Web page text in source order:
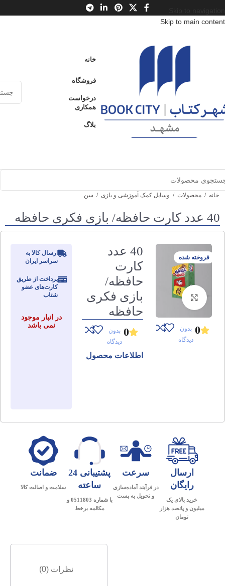
Skip to main content
خانه
فروشگاه
درخواست
همکاری
بلاگ
خانه / محصولات / وسایل کمک آموزشی و بازی / سن
40 عدد کارت حافظه/ بازی فکری حافظه
فروخته شده
برای بزرگنمایی کلیک کنید
0 بدون
دیدگاه
40 عدد
کارت
حافظه/
بازی فکری
حافظه
0 بدون
دیدگاه
اطلاعات محصول
ارسال کالا به
سراسر ایران
پرداخت از طریق
کارت‌های عضو
شتاب
در انبار موجود
نمی باشد
ارسال
رایگان
خرید بالای یک
میلیون و پانصد هزار
تومان
سرعت
در فرآیند آماده‌سازی
و تحویل به پست
پشتیبانی 24
ساعته
با شماره 0511803 و
مکالمه برخط
ضمانت
سلامت و اصالت کالا
نظرات (0)